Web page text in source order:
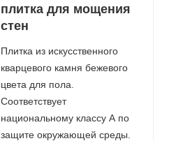
плитка для мощения
стен
Плитка из искусственного
кварцевого камня бежевого
цвета для пола.
Соответствует
национальному классу А по
защите окружающей среды.